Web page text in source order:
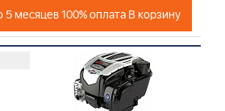
5 месяцев 100% оплата В корзину